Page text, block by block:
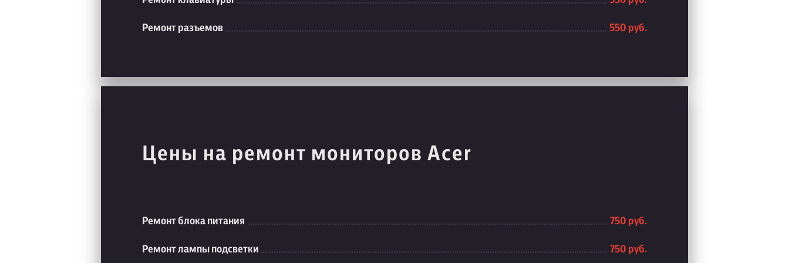
Ремонт разъемов 550 руб.
Цены на ремонт мониторов Acer
Ремонт блока питания 750 руб.
Ремонт лампы подсветки 750 руб.